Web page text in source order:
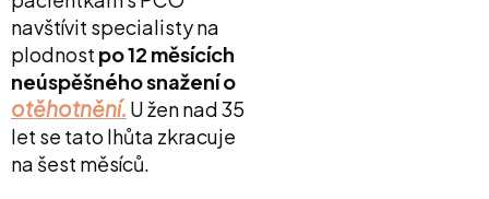
navštívit specialisty na
plodnost po 12 měsících
neúspěšného snažení o
otěhotnění. U žen nad 35
let se tato lhůta zkracuje
na šest měsíců.